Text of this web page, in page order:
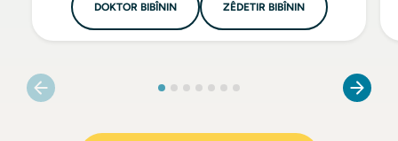
DOKTOR BIBÎNIN ZÊDETIR BIBÎNIN